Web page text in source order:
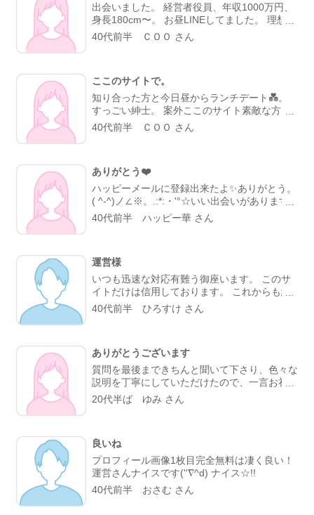
出会いました。 経営者役員、年収1000万円、
身長180cm〜。 お昼LINEしてました。 理想の
方。。。 彼も私の事タイプだって😊。 サイト
さんに感謝してます(*^^*)。
40代前半 ＣＯＯ さん
ここのサイトで。
知り合った方と今日昼からランチデート💑。
すっごい紳士。 案外ここのサイト素敵な方多
いんだな。。 焼肉デート行ってきます(*^^*)。
サイトさんありがとうございます。
40代前半 ＣＯＯ さん
ありがとう❤️
ハッピーメールに登録出来たよ✨ありがとう。
( ^-^)ノ∠※。.:*:・'°☆いい出会いがあります
ように。🍓
40代前半 ハッピー華 さん
運営様
いつも迅速な対応有難う御座います。 このサ
イトだけは信用しております。 これからも続
けていって下さい。
40代前半 ひろすけ さん
ありがとうございます
質問を最後まできちんと聞いて下さり、色々な
説明を丁寧にしていただけたので、一言お礼の
メールをしました。 ありがとうございまし
た。
20代半ば ゆみ さん
良いね
プロフィール画像1枚目完全無料は凄く良い！
運営さんナイスです(''∇^d) ナイス☆!!
40代前半 おさむ さん